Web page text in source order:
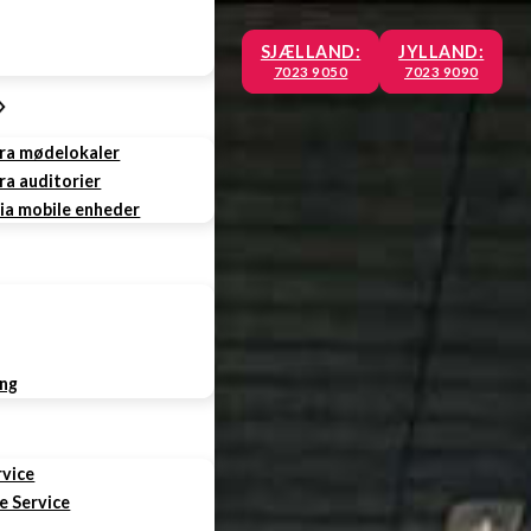
mødelokaler
auditorier
mobile enheder
Service
SJÆLLAND:
7023 9050
JYLLAND:
7023 9090